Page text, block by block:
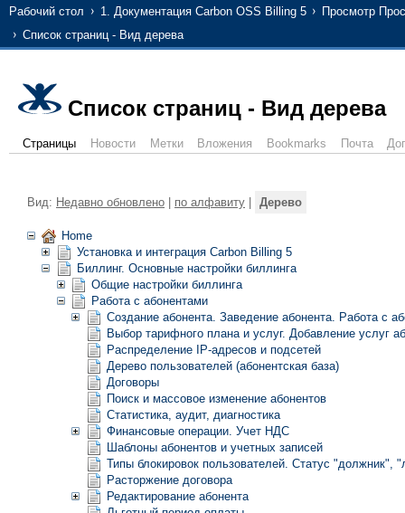
Рабочий стол 1. Документация Carbon OSS Billing 5
Просмотр
Список страниц - Вид дерева
Список страниц - Вид дерева
Страницы Новости Метки Вложения Bookmarks Почта
Вид: Недавно обновлено по алфавиту Дерево
Home
Установка и интеграция Carbon Billing 5
Биллинг. Основные настройки биллинга
Общие настройки биллинга
Работа с абонентами
Создание абонента. Заведение абонента. Работа с
Выбор тарифного плана и услуг. Добавление услуг
Распределение IP-адресов и подсетей
Дерево пользователей (абонентская база)
Договоры
Поиск и массовое изменение абонентов
Статистика, аудит, диагностика
Финансовые операции. Учет НДС
Шаблоны абонентов и учетных записей
Типы блокировок пользователей. Статус "должник",
Расторжение договора
Редактирование абонента